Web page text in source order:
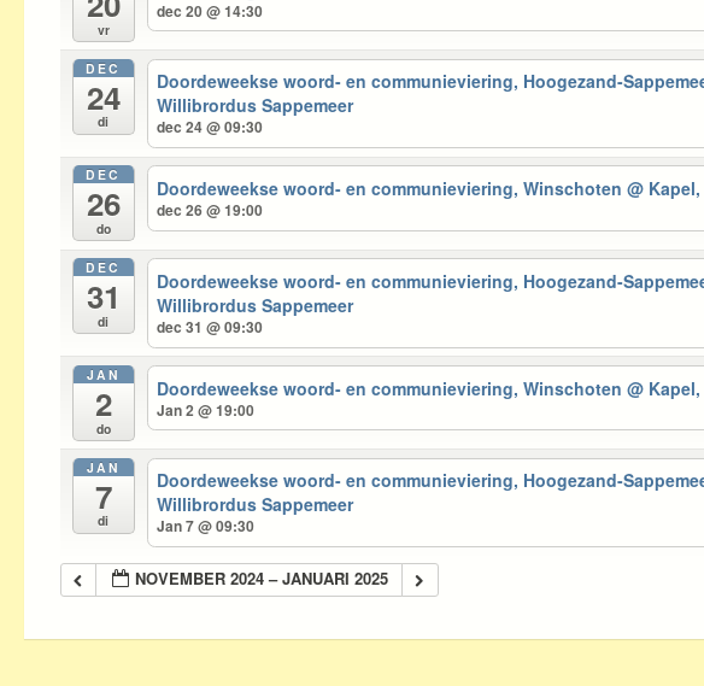
vr
dec 20 @ 14:30
DEC
24
di
Doordeweekse woord- en communieviering, Hoogezand-
Willibrordus Sappemeer
dec 24 @ 09:30
DEC
26
do
Doordeweekse woord- en communieviering, Winschoten@
dec 26 @ 19:00
DEC
31
di
Doordeweekse woord- en communieviering, Hoogezand-
Willibrordus Sappemeer
dec 31 @ 09:30
JAN
2
do
Doordeweekse woord- en communieviering, Winschoten@
Jan 2 @ 19:00
JAN
7
di
Doordeweekse woord- en communieviering, Hoogezand-
Willibrordus Sappemeer
Jan 7 @ 09:30
NOVEMBER 2024 – JANUARI 2025